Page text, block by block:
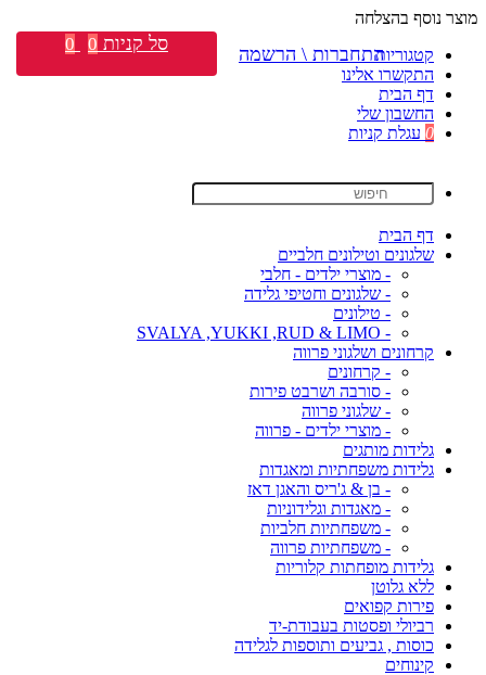
מוצר נוסף בהצלחה
קטגוריות
התקשרו אלינו
דף הבית
החשבון שלי
0 עגלת קניות
דף הבית
שלגונים וטילונים חלביים
- מוצרי ילדים - חלבי
- שלגונים וחטיפי גלידה
- טילונים
- SVALYA ,YUKKI ,RUD & LIMO
קרחונים ושלגוני פרווה
- קרחונים
- סורבה ושרבט פירות
- שלגוני פרווה
- מוצרי ילדים - פרווה
גלידות מותגים
גלידות משפחתיות ומאגדות
- בן & ג'ריס והאגן דאז
- מאגדות וגלידוניות
- משפחתיות חלביות
- משפחתיות פרווה
גלידות מופחתות קלוריות
ללא גלוטן
פירות קפואים
רביולי ופסטות בעבודת-יד
כוסות , גביעים ותוספות לגלידה
קינוחים
התחברות \ הרשמה סל קניות 0
0